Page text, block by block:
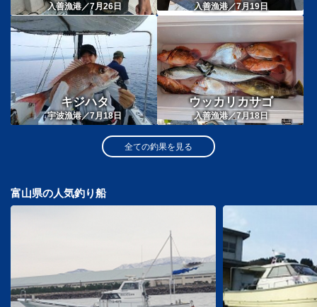
入善漁港／7月26日 入善漁港／7月19日
キジハタ
宇波漁港／7月18日
ウッカリカサゴ
入善漁港／7月18日
全ての釣果を見る
富山県の人気釣り船